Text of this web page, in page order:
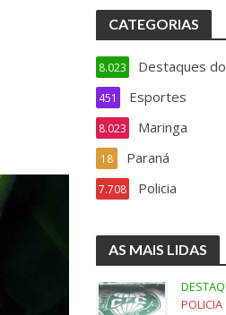
CATEGORIAS
Destaques
8.023
Esportes
451
Maringa
8.023
Paraná
18
Policia
7.708
AS MAIS LIDAS
POLICIA